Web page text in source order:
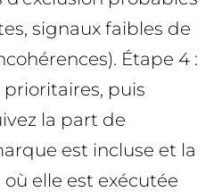
signaux faibles de
Étape 4 :
puis
la part de
est incluse et la
elle est exécutée